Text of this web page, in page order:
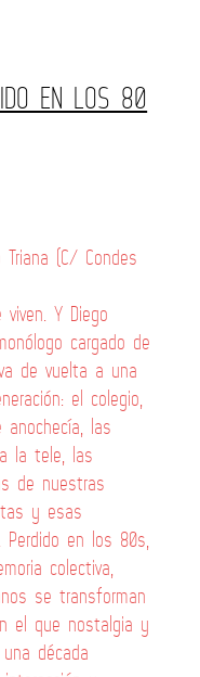
EN LOS 80
(C/ Condes
Y Diego
cargado de
de vuelta a una
el colegio,
las
la tele, las
de nuestras
y esas
en los 80s,
colectiva,
se transforman
el que nostalgia y
década